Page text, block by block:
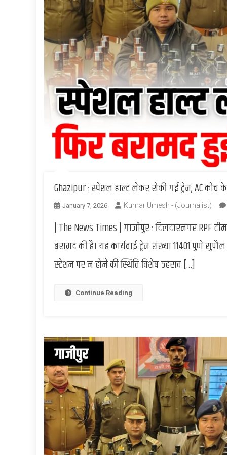
Ghazipur : स्पेशल हाल्ट लेकर रोकी गई ट्रेन, AC
January 7, 2026 Kumar Umesh - (Journalist)
| The News Times | गाजीपुर : दिलदारनगर RPF
बरामद की है। यह कार्यवाई ट्रेन संख्या 11401 पुणे
स्टेशन पर न होने की स्थिति विशेष ठहराव […]
Continue Reading